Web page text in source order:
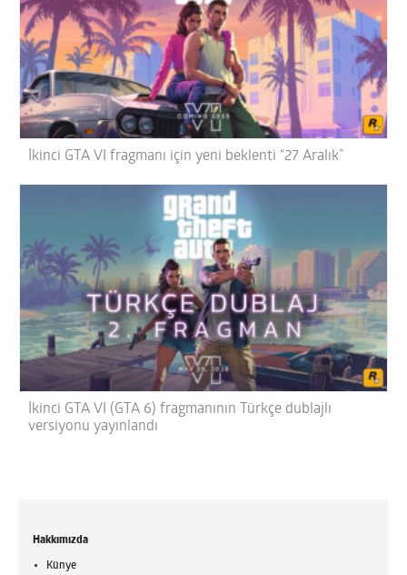
İkinci GTA VI fragmanı için yeni beklenti “27 Aralık”
İkinci GTA VI (GTA 6) fragmanının Türkçe dublajlı
versiyonu yayınlandı
Hakkımızda
Künye